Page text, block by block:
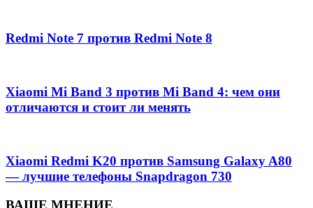
Redmi Note 7 против Redmi Note 8
Xiaomi Mi Band 3 против Mi Band 4: чем они
отличаются и стоит ли менять
Xiaomi Redmi K20 против Samsung Galaxy A80
— лучшие телефоны Snapdragon 730
ВАШЕ МНЕНИЕ